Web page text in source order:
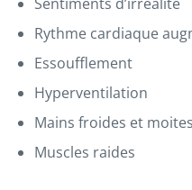
Rythme cardiaque
Essoufflement
Hyperventilation
Mains froides et moites
Muscles raides